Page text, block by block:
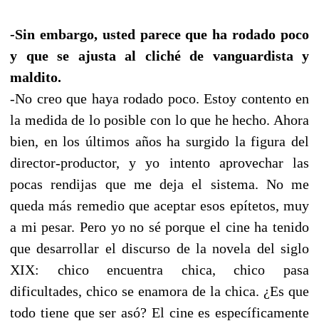
-Sin embargo, usted parece que ha rodado poco
y que se ajusta al cliché de vanguardista y
maldito.
-No creo que haya rodado poco. Estoy contento en
la medida de lo posible con lo que he hecho. Ahora
bien, en los últimos años ha surgido la figura del
director-productor, y yo intento aprovechar las
pocas rendijas que me deja el sistema. No me
queda más remedio que aceptar esos epítetos, muy
a mi pesar. Pero yo no sé porque el cine ha tenido
que desarrollar el discurso de la novela del siglo
XIX: chico encuentra chica, chico pasa
dificultades, chico se enamora de la chica. ¿Es que
todo tiene que ser asó? El cine es específicamente